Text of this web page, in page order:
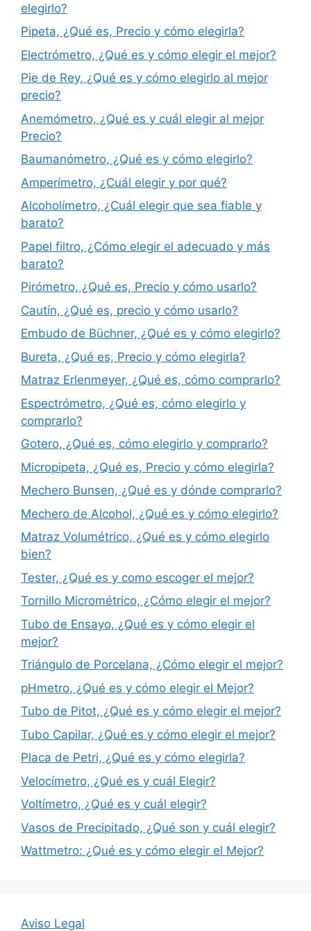
elegirlo?
Pipeta, ¿Qué es, Precio y cómo elegirla?
Electrómetro, ¿Qué es y cómo elegir el mejor?
Pie de Rey, ¿Qué es y cómo elegirlo al mejor
precio?
Anemómetro, ¿Qué es y cuál elegir al mejor
Precio?
Baumanómetro, ¿Qué es y cómo elegirlo?
Amperímetro, ¿Cuál elegir y por qué?
Alcoholímetro, ¿Cuál elegir que sea fiable y
barato?
Papel filtro, ¿Cómo elegir el adecuado y más
barato?
Pirómetro, ¿Qué es, Precio y cómo usarlo?
Cautín, ¿Qué es, precio y cómo usarlo?
Embudo de Büchner, ¿Qué es y cómo elegirlo?
Bureta, ¿Qué es, Precio y cómo elegirla?
Matraz Erlenmeyer, ¿Qué es, cómo comprarlo?
Espectrómetro, ¿Qué es, cómo elegirlo y
comprarlo?
Gotero, ¿Qué es, cómo elegirlo y comprarlo?
Micropipeta, ¿Qué es, Precio y cómo elegirla?
Mechero Bunsen, ¿Qué es y dónde comprarlo?
Mechero de Alcohol, ¿Qué es y cómo elegirlo?
Matraz Volumétrico, ¿Qué es y cómo elegirlo
bien?
Tester, ¿Qué es y como escoger el mejor?
Tornillo Micrométrico, ¿Cómo elegir el mejor?
Tubo de Ensayo, ¿Qué es y cómo elegir el
mejor?
Triángulo de Porcelana, ¿Cómo elegir el mejor?
pHmetro, ¿Qué es y cómo elegir el Mejor?
Tubo de Pitot, ¿Qué es y cómo elegir el mejor?
Tubo Capilar, ¿Qué es y cómo elegir el mejor?
Placa de Petri, ¿Qué es y cómo elegirla?
Velocímetro, ¿Qué es y cuál Elegir?
Voltímetro, ¿Qué es y cuál elegir?
Vasos de Precipitado, ¿Qué son y cuál elegir?
Wattmetro: ¿Qué es y cómo elegir el Mejor?
Aviso Legal